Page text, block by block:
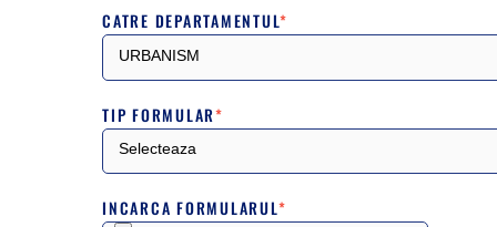
CATRE DEPARTAMENTUL*
TIP FORMULAR*
INCARCA FORMULARUL*